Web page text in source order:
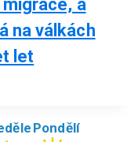
a
na válkách
let
Pondělí